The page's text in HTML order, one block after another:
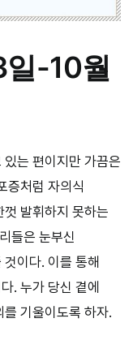
-10월
는 편이지만 가끔은
증처럼 자의식
발휘하지 못하는
들은 눈부신
이다. 이를 통해
. 누가 당신 곁에
기울이도록 하자.